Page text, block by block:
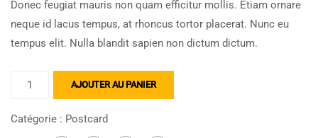
Donec feugiat mauris non quam efficitur mollis. Etiam ornare
neque id lacus tempus, at rhoncus tortor placerat. Nunc eu
tempus elit. Nulla blandit sapien non dictum dictum.
AJOUTER AU PANIER
Catégorie : Postcard